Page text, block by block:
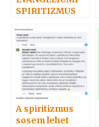
SPIRITIZMUS
A spiritizmus
sosem lehet